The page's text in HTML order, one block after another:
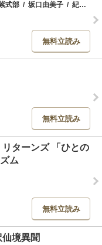
式部 / 坂口由美子 / 紀貫之
無料立読み
無料立読み
ターンズ 「ひとの
ム
無料立読み
境異聞